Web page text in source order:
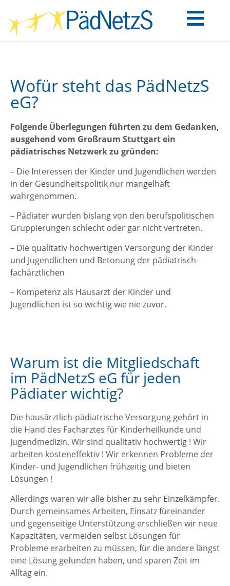
Wofür steht das PädNetzS
eG?
Folgende Überlegungen führten zu dem Gedanken,
ausgehend vom Großraum Stuttgart ein
pädiatrisches Netzwerk zu gründen:
– Die Interessen der Kinder und Jugendlichen werden
in der Gesundheitspolitik nur mangelhaft
wahrgenommen.
– Pädiater wurden bislang von den berufspolitischen
Gruppierungen schlecht oder gar nicht vertreten.
– Die qualitativ hochwertigen Versorgung der Kinder
und Jugendlichen und Betonung der pädiatrisch-
fachärztlichen
– Kompetenz als Hausarzt der Kinder und
Jugendlichen ist so wichtig wie nie zuvor.
Warum ist die Mitgliedschaft
im PädNetzS eG für jeden
Pädiater wichtig?
Die hausärztlich-pädiatrische Versorgung gehört in
die Hand des Facharztes für Kinderheilkunde und
Jugendmedizin. Wir sind qualitativ hochwertig ! Wir
arbeiten kosteneffektiv ! Wir erkennen Probleme der
Kinder- und Jugendlichen frühzeitig und bieten
Lösungen !
Allerdings waren wir alle bisher zu sehr Einzelkämpfer.
Durch gemeinsames Arbeiten, Einsatz füreinander
und gegenseitige Unterstützung erschließen wir neue
Kapazitäten, vermeiden selbst Lösungen für
Probleme erarbeiten zu müssen, für die andere längst
eine Lösung gefunden haben, und sparen Zeit im
Alltag ein.